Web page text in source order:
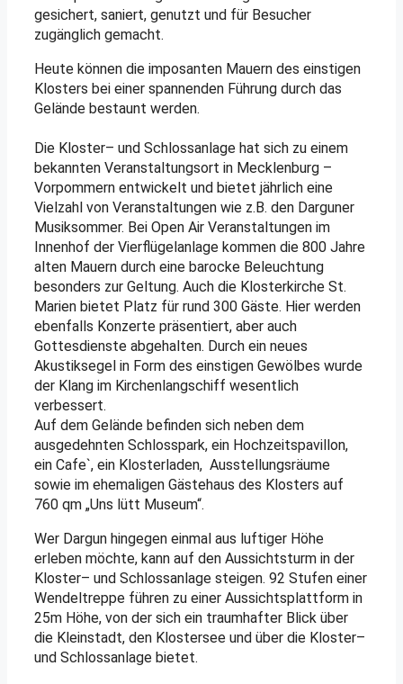
gesichert, saniert, genutzt und für Besucher
zugänglich gemacht.
Heute können die imposanten Mauern des einstigen
Klosters bei einer spannenden Führung durch das
Gelände bestaunt werden.
Die Kloster– und Schlossanlage hat sich zu einem
bekannten Veranstaltungsort in Mecklenburg –
Vorpommern entwickelt und bietet jährlich eine
Vielzahl von Veranstaltungen wie z.B. den Darguner
Musiksommer. Bei Open Air Veranstaltungen im
Innenhof der Vierflügelanlage kommen die 800 Jahre
alten Mauern durch eine barocke Beleuchtung
besonders zur Geltung. Auch die Klosterkirche St.
Marien bietet Platz für rund 300 Gäste. Hier werden
ebenfalls Konzerte präsentiert, aber auch
Gottesdienste abgehalten. Durch ein neues
Akustiksegel in Form des einstigen Gewölbes wurde
der Klang im Kirchenlangschiff wesentlich
verbessert.
Auf dem Gelände befinden sich neben dem
ausgedehnten Schlosspark, ein Hochzeitspavillon,
ein Cafe`, ein Klosterladen, Ausstellungsräume
sowie im ehemaligen Gästehaus des Klosters auf
760 qm „Uns lütt Museum“.
Wer Dargun hingegen einmal aus luftiger Höhe
erleben möchte, kann auf den Aussichtsturm in der
Kloster– und Schlossanlage steigen. 92 Stufen einer
Wendeltreppe führen zu einer Aussichtsplattform in
25m Höhe, von der sich ein traumhafter Blick über
die Kleinstadt, den Klostersee und über die Kloster–
und Schlossanlage bietet.